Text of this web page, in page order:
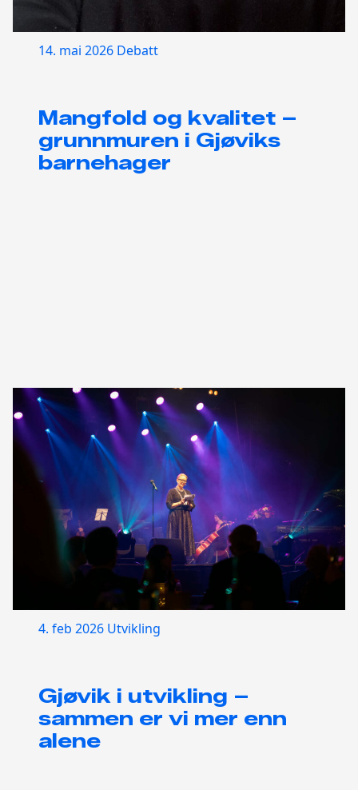
14. mai 2026 Debatt
Mangfold og kvalitet –
grunnmuren i Gjøviks
barnehager
4. feb 2026 Utvikling
Gjøvik i utvikling –
sammen er vi mer enn
alene